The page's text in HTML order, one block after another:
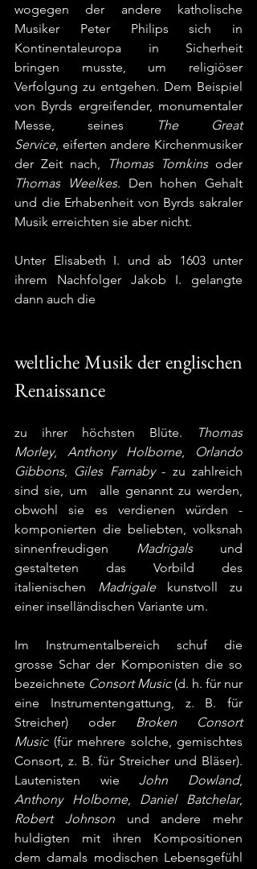
wogegen der andere katholische
Musiker Peter Philips sich in
Kontinentaleuropa in Sicherheit
bringen musste, um religiöser
Verfolgung zu entgehen. Dem Beispiel
von Byrds ergreifender, monumentaler
Messe, seines
The Great
Service, eiferten andere Kirchenmusiker
der Zeit nach,
Thomas Tomkins
Thomas Weelkes. Den hohen Gehalt
und die Erhabenheit von Byrds sakraler
Musik erreichten sie aber nicht.
Unter Elisabeth I. und ab 1603 unter
ihrem Nachfolger Jakob I. gelangte
dann auch die
weltliche Musik der englischen
Renaissance
zu ihrer höchsten Blüte.
Thomas
Morley, Anthony Holborne,
Orlando
Gibbons, Giles Farnaby - zu zahlreich
sind sie, um  alle genannt zu werden,
obwohl sie es verdienen würden -
komponierten die beliebten, volksnah
sinnenfreudigen Madrigals und
gestalteten das Vorbild des
italienischen Madrigale kunstvoll zu
einer inselländischen Variante um.
Im Instrumentalbereich schuf die
grosse Schar der Komponisten die so
bezeichnete Consort Music (d. h. für nur
eine Instrumentengattung, z. B. für
Streicher) oder
Broken Consort
Music (für mehrere solche, gemischtes
Consort, z. B. für Streicher und Bläser).
Lautenisten wie John Dowland
Anthony Holborne, Daniel Batchelar
Robert Johnson und andere mehr
huldigten mit ihren Kompositionen
dem damals modischen Lebensgefühl